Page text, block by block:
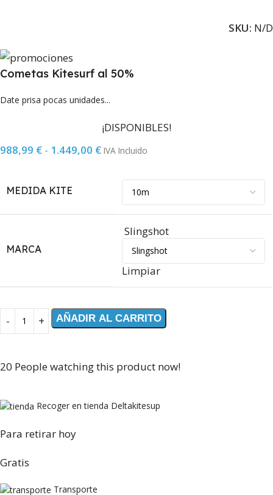
SKU: N/D
Cometas Kitesurf al 50%
Date prisa pocas unidades...
¡DISPONIBLES!
988,99 € - 1.449,00 € IVA Incluido
MEDIDA KITE
MARCA
Slingshot
Limpiar
AÑADIR AL CARRITO
20 People watching this product now!
Recoger en tienda Deltakitesup
Para retirar hoy
Gratis
Transporte